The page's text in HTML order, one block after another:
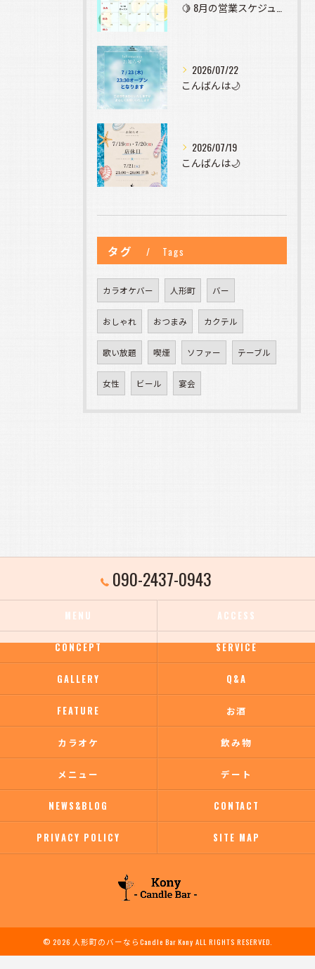
2026/07/22
こんばんは🌙
2026/07/19
こんばんは🌙
タグ Tags
カラオケバー 人形町 バー
おしゃれ おつまみ カクテル
歌い放題 喫煙 ソファー テーブル
女性 ビール 宴会
090-2437-0943
MENU ACCESS
CONCEPT SERVICE
GALLERY Q&A
FEATURE お酒
カラオケ 飲み物
メニュー デート
NEWS&BLOG CONTACT
PRIVACY POLICY SITE MAP
© 2026 人形町のバーならCandle Bar Kony ALL RIGHTS RESERVED.